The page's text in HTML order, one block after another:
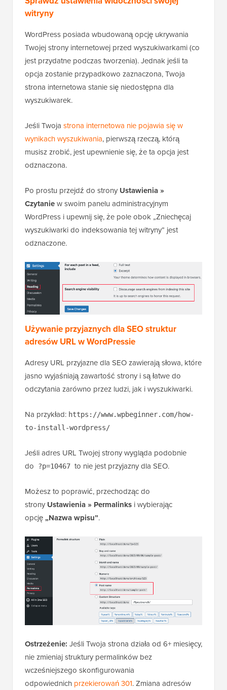
witryny
WordPress posiada wbudowaną opcję ukrywania
Twojej strony internetowej przed wyszukiwarkami (co
jest przydatne podczas tworzenia). Jednak jeśli ta
opcja zostanie przypadkowo zaznaczona, Twoja
strona internetowa stanie się niedostępna dla
wyszukiwarek.
Jeśli Twoja strona internetowa nie pojawia się w
wynikach wyszukiwania, pierwszą rzeczą, którą
musisz zrobić, jest upewnienie się, że ta opcja jest
odznaczona.
Po prostu przejdź do strony Ustawienia »
Czytaniew swoim panelu administracyjnym
WordPress i upewnij się, że pole obok „Zniechęcaj
wyszukiwarki do indeksowania tej witryny” jest
odznaczone.
Używanie przyjaznych dla SEO struktur
adresów URL w WordPressie
Adresy URL przyjazne dla SEO zawierają słowa, które
jasno wyjaśniają zawartość strony i są łatwe do
odczytania zarówno przez ludzi, jak i wyszukiwarki.
Na przykład: https://www.wpbeginner.com/how-
to-install-wordpress/
Jeśli adres URL Twojej strony wygląda podobnie
do
?p=10467 to nie jest przyjazny dla SEO.
Możesz to poprawić, przechodząc do
strony Ustawienia » Permalinks i wybierając
opcję„Nazwa wpisu”.
Ostrzeżenie: Jeśli Twoja strona działa od 6+ miesięcy,
nie zmieniaj struktury permalinków bez
wcześniejszego skonfigurowania
odpowiednich przekierowań 301. Zmiana adresów